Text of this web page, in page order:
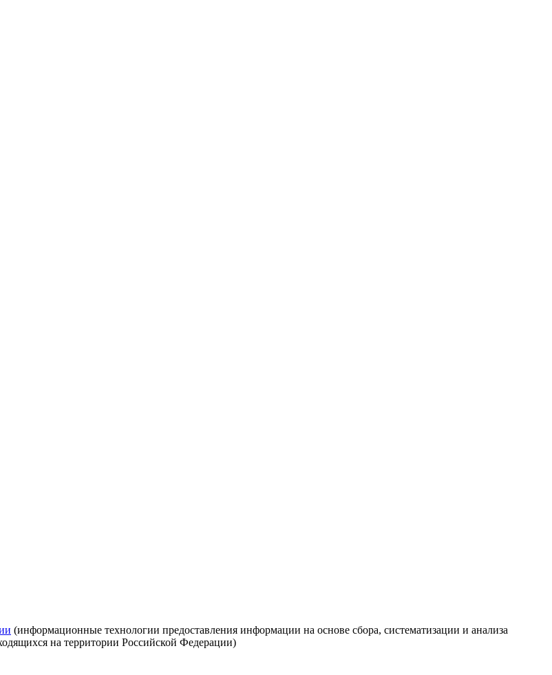
(информационные технологии предоставления информации на основе сбора, систематизации и анализа
на территории Российской Федерации)